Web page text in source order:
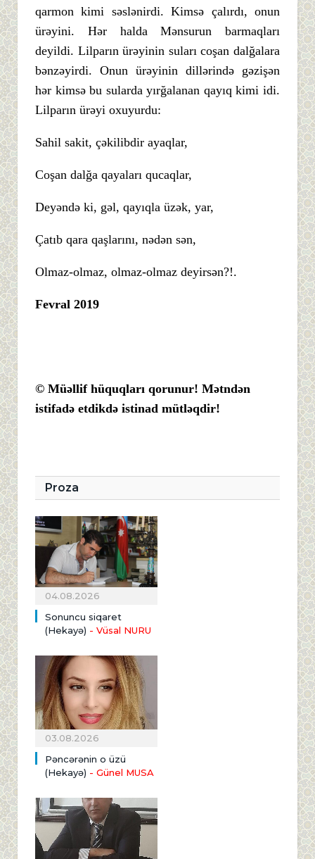
qarmon kimi səslənirdi. Kimsə çalırdı, onun
ürəyini. Hər halda Mənsurun barmaqları
deyildi. Lilparın ürəyinin suları coşan dalğalara
bənzəyirdi. Onun ürəyinin dillərində gəzişən
hər kimsə bu sularda yırğalanan qayıq kimi idi.
Lilparın ürəyi oxuyurdu:
Sahil sakit, çəkilibdir ayaqlar,
Coşan dalğa qayaları qucaqlar,
Deyəndə ki, gəl, qayıqla üzək, yar,
Çatıb qara qaşlarını, nədən sən,
Olmaz-olmaz, olmaz-olmaz deyirsən?!.
Fevral 2019
© Müəllif hüquqları qorunur! Mətndən
istifadə etdikdə istinad mütləqdir!
Proza
04.08.2026
Sonuncu siqaret
(Hekayə) - Vüsal NURU
03.08.2026
Pəncərənin o üzü
(Hekayə) - Günel MUSA